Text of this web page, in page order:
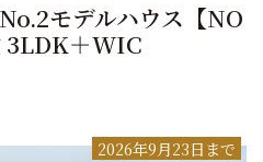
モデルハウス【NO
3LDK＋WIC
2026年9月23日まで